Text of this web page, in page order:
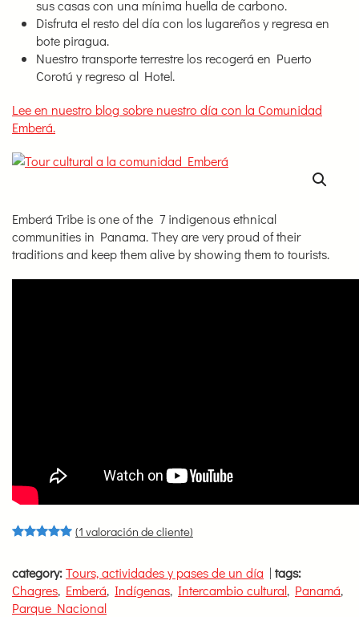
sus casas con una mínima huella de carbono.
Disfruta el resto del día con los lugareños y regresa en
bote piragua.
Nuestro transporte terrestre los recogerá en Puerto
Corotú y regreso al Hotel.
Lee en nuestro blog sobre nuestro día con la Comunidad
Emberá.
Emberá Tribe is one of the 7 indigenous ethnical
communities in Panama. They are very proud of their
traditions and keep them alive by showing them to tourists.
Valorado con5.00de 5 en base a
1(1 valoración de cliente)
category:Tours, actividades y pases de un día | tags:
Chagres, Emberá, Indígenas, Intercambio cultural, Panamá,
Parque Nacional